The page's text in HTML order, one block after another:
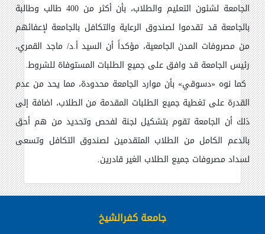
الجامعة لشئون التعليم والطلاب، بأن أكثر من 400 طالب ‏وطالبة
بالجامعة قد تقدموا لصندوق الرعاية والتكافل بالجامعة لإعفائهم
من مصروفات المدن ‏الجامعية، مؤكداً أن السيد أ.د/ ماجد القمري،
رئيس الجامعة قد وافق على جميع الطلبات المستوفاة ‏للشروط.
‏ كما نوه «دسوقي» بأن موارد الجامعة محدودة، مما يحد من عدم
القدرة على تغطية جميع الطلبات المقدمة ‏من الطلاب، اضافة إلى
ذلك أن الجامعة تقوم بتشكيل لجنة لفحص وتحديد من هم أحق
بالدعم الكامل من الطلاب ‏المتقدمين لصندوق التكافل وتسعى
لسداد مصروفات جميع الطلاب الغير قادرين.‏
جامعة كفرالشيخ